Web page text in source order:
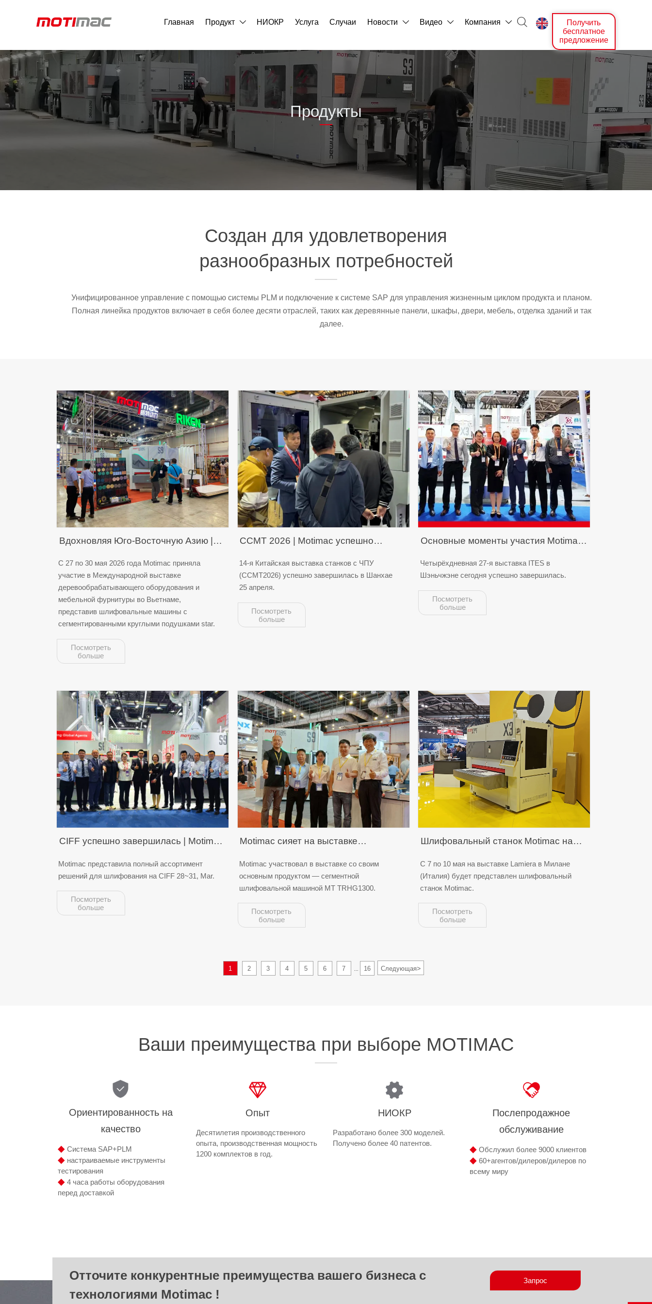
Главная Продукт  НИОКР Услуга Случаи Новости  Видео  Компания   
Получить
бесплатное
предложение
Продукты
Создан для удовлетворения
разнообразных потребностей
Унифицированное управление с помощью системы PLM и подключение к системе SAP для управления жизненным циклом продукта и планом.
Полная линейка продуктов включает в себя более десяти отраслей, таких как деревянные панели, шкафы, двери, мебель, отделка зданий и так
далее.
Вдохновляя Юго-Восточную Азию |
Motimac блистает на выставке
деревообработки во Вьетнаме
С 27 по 30 мая 2026 года Motimac приняла
участие в Международной выставке
деревообрабатывающего оборудования и
мебельной фурнитуры во Вьетнаме,
представив шлифовальные машины с
сегментированными круглыми подушками star.
Посмотреть
больше
CCMT 2026 | Motimac успешно
завершает выставку
14-я Китайская выставка станков с ЧПУ
(CCMT2026) успешно завершилась в Шанхае
25 апреля.
Посмотреть
больше
Основные моменты участия Motimac
на завершившейся выставке ITES в
Шэньчжэне
Четырёхдневная 27-я выставка ITES в
Шэньчжэне сегодня успешно завершилась.
Посмотреть
больше
CIFF успешно завершилась | Motimac
продолжает уверенно двигаться
вперед
Motimac представила полный ассортимент
решений для шлифования на CIFF 28~31, Mar.
Посмотреть
больше
Motimac сияет на выставке
деревообрабатывающего
оборудования Binh Duong во
Вьетнаме (6-9 августа)
Motimac участвовал в выставке со своим
основным продуктом — сегментной
шлифовальной машиной MT TRHG1300.
Посмотреть
больше
Шлифовальный станок Motimac на
выставке в Милане!
С 7 по 10 мая на выставке Lamiera в Милане
(Италия) будет представлен шлифовальный
станок Motimac.
Посмотреть
больше
1 2 3 4 5 6 7 16 Следующая>
Ваши преимущества при выборе MOTIMAC
Ориентированность на
качество
◆Система SAP+PLM
◆настраиваемые инструменты
тестирования
◆4 часа работы оборудования
перед доставкой
Опыт
Десятилетия производственного
опыта, производственная мощность
1200 комплектов в год.
НИОКР
Разработано более 300 моделей.
Получено более 40 патентов.
Послепродажное
обслуживание
◆ Обслужил более 9000 клиентов
◆ 60+агентов/дилеров/дилеров по
всему миру
Отточите конкурентные преимущества вашего бизнеса с
технологиями Motimac !
Запрос